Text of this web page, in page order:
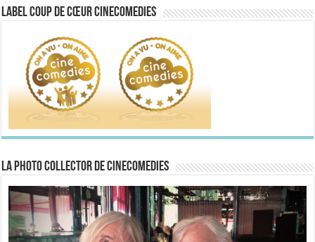
Label Coup de Cœur CineComedies
La Photo collector de CineComedies